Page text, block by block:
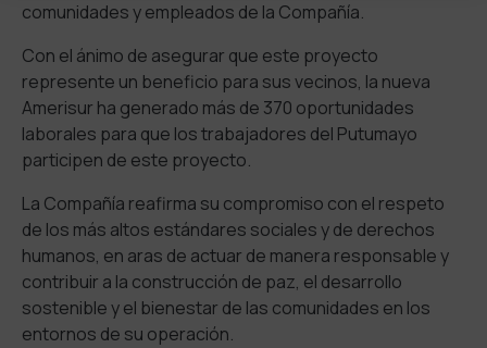
comunidades y empleados de la Compañía.
Con el ánimo de asegurar que este proyecto
represente un beneficio para sus vecinos, la nueva
Amerisur ha generado más de 370 oportunidades
laborales para que los trabajadores del Putumayo
participen de este proyecto.
La Compañía reafirma su compromiso con el respeto
de los más altos estándares sociales y de derechos
humanos, en aras de actuar de manera responsable y
contribuir a la construcción de paz, el desarrollo
sostenible y el bienestar de las comunidades en los
entornos de su operación.